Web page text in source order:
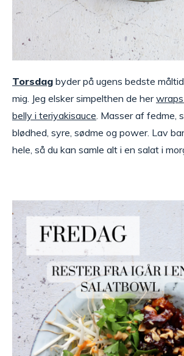
Torsdag byder på ugens bedste
mig. Jeg elsker simpelthen de her
belly i teriyakisauce. Masser af fedme,
blødhed, syre, sødme og power. Lav
hele, så du kan samle alt i en salat i